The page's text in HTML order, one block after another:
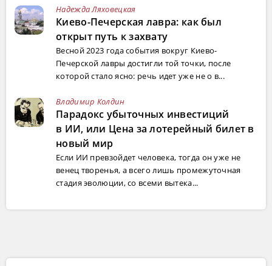
Надежда Ляховецкая
Киево-Печерская лавра: как был
открыт путь к захвату
Весной 2023 года события вокруг Киево-
Печерской лавры достигли той точки, после
которой стало ясно: речь идет уже не о в...
Владимир Колдин
Парадокс убыточных инвестиций
в ИИ, или Цена за лотерейный билет в
новый мир
Если ИИ превзойдет человека, тогда он уже не
венец творенья, а всего лишь промежуточная
стадия эволюции, со всеми вытека...